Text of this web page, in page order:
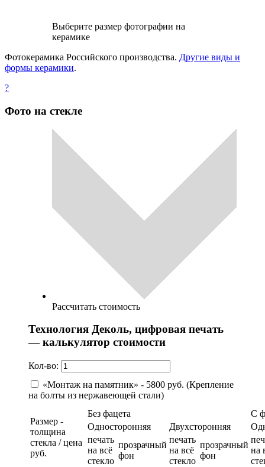
Выберите размер фотографии на
керамике
Фотокерамика Российского производства. Другие виды и
формы керамики.
?
Фото на стекле
Рассчитать стоимость
Технология Деколь, цифровая печать
— калькулятор стоимости
Кол-во:
«Монтаж на памятник» - 5800 руб. (Крепление
на болты из нержавеющей стали)
Размер -
толщина
стекла / цена
руб.
Без фацета
С
Односторонняя
Двухсторонняя
печать
на всё
стекло
прозрачный
фон
печать
на всё
стекло
прозрачный
фон
на